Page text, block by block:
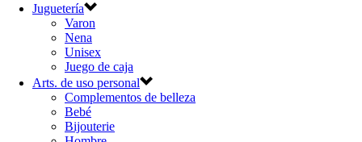
Juguetería
Varon
Nena
Unisex
Juego de caja
Arts. de uso personal
Complementos de belleza
Bebé
Bijouterie